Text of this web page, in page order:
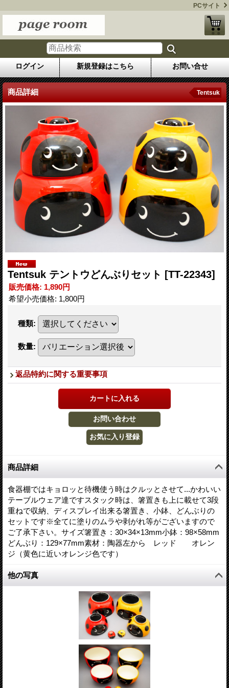
PCサイト
ログイン 新規登録はこちら お問い合せ
商品詳細 Tentsuk
Tentsuk テントウどんぶりセット [TT-22343]
販売価格: 1,890円
希望小売価格: 1,800円
種類:
数量:
返品特約に関する重要事項
商品詳細
食器棚ではキョロッと待機使う時はクルッとさせて...かわいい
テーブルウェア達ですスタック時は、箸置きも上に載せて3段
重ねで収納、ディスプレイ出来る箸置き、小鉢、どんぶりの
セットです※全てに塗りのムラや剥がれ等がございますので
ご了承下さい。サイズ箸置き：30×34×13mm小鉢：98×58mm
どんぶり：129×77mm素材：陶器左から レッド オレン
ジ（黄色に近いオレンジ色です）
他の写真